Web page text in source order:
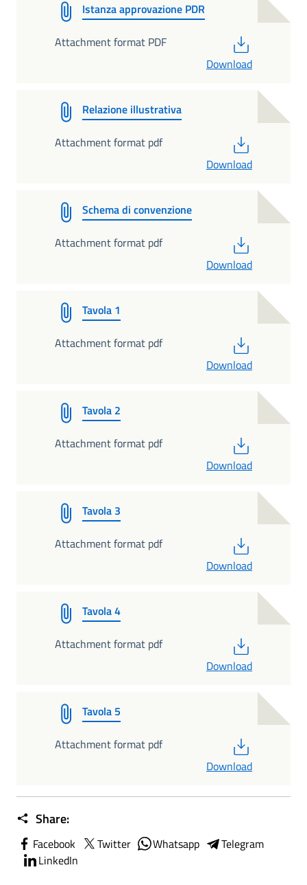
Istanza approvazione PDR
Attachment format PDF
Download
Relazione illustrativa
Attachment format pdf
Download
Schema di convenzione
Attachment format pdf
Download
Tavola 1
Attachment format pdf
Download
Tavola 2
Attachment format pdf
Download
Tavola 3
Attachment format pdf
Download
Tavola 4
Attachment format pdf
Download
Tavola 5
Attachment format pdf
Download
Share:
Facebook Twitter Whatsapp
Telegram
LinkedIn